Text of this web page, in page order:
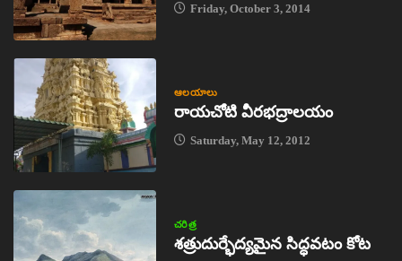
Friday, October 3, 2014
ఆలయాలు
రాయచోటి వీరభద్రాలయం
Saturday, May 12, 2012
చరిత్ర
శత్రుదుర్భేద్యమైన సిద్ధవటం కోట